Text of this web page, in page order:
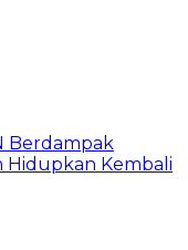
Berdampak
Hidupkan Kembali